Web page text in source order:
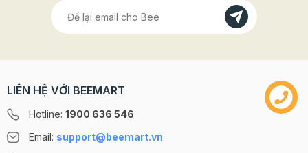
LIÊN HỆ VỚI BEEMART
Hotline: 1900 636 546
Email: support@beemart.vn